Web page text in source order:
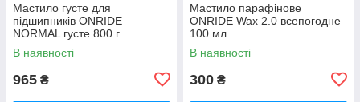
Мастило густе для
підшипників ONRIDE
NORMAL густе 800 г
(металева банка)
В наявності
965 ₴
Мастило парафінове
ONRIDE Wax 2.0 всепогодне
100 мл
В наявності
300 ₴